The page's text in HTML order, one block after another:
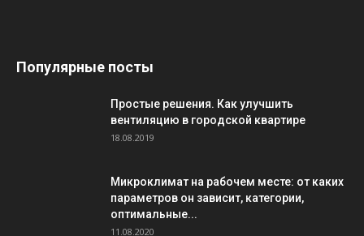
Популярные посты
Простые решения. Как улучшить
вентиляцию в городской квартире
18.08.2019
Микроклимат на рабочем месте: от каких
параметров он зависит, категории,
оптимальные...
11.08.2020